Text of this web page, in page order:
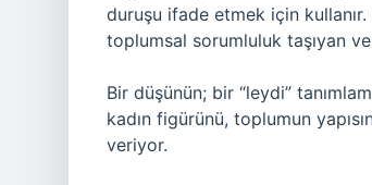
duruşu ifade etmek için
toplumsal sorumluluk taşıyan
Bir düşünün; bir “leydi”
kadın figürünü, toplumun
veriyor.